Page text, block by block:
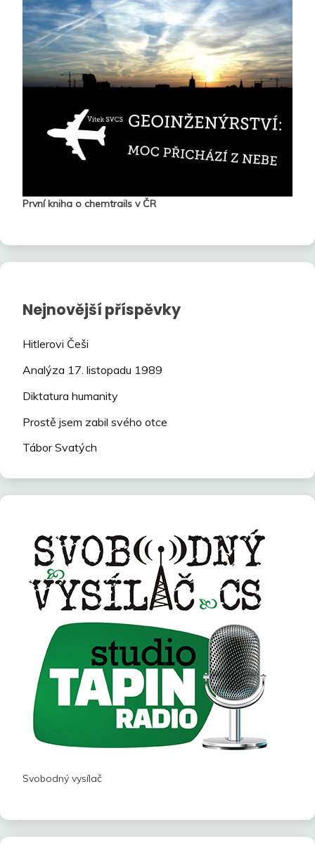
První kniha o chemtrails v ČR
Nejnovější příspěvky
Hitlerovi Češi
Analýza 17. listopadu 1989
Diktatura humanity
Prostě jsem zabil svého otce
Tábor Svatých
Svobodný vysílač